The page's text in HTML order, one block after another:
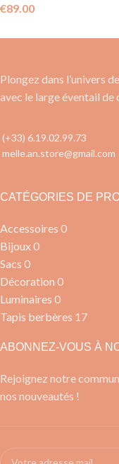
€89.00
Plongez dans l’univers
avec le large éventail
(+33) 6.19.02.99.73
melle.an.store@gmail.com
CATÉGORIES DE
Accessoires 0
Bijoux0
Sacs 0
Décoration 0
Luminaires 0
Tapis berbères 17
ABONNEZ-VOUS À
Rejoignez notre
nos nouveautés !